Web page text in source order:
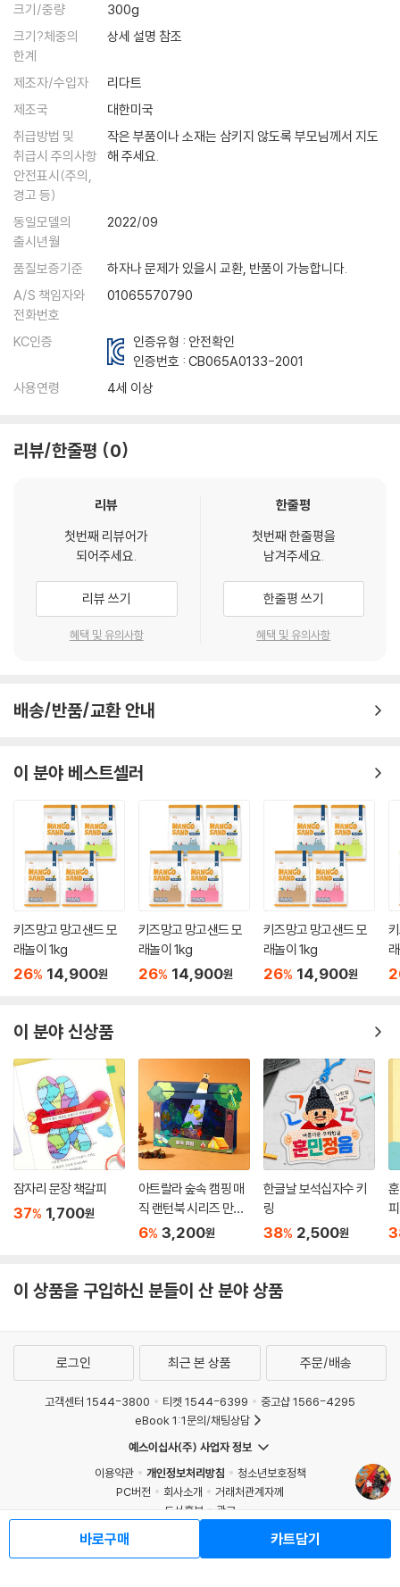
크기/중량
300g
크기?체중의
한계
상세 설명 참조
제조자/수입자
리다트
제조국
대한미국
취급방법 및
취급시 주의사항
안전표시(주의,
경고 등)
작은 부품이나 소재는 삼키지 않도록 부모님께서 지도
해 주세요.
동일모델의
출시년월
2022/09
품질보증기준
하자나 문제가 있을시 교환, 반품이 가능합니다.
A/S 책임자와
전화번호
01065570790
KC인증
인증유형 : 안전확인
인증번호 :CB065A0133-2001
사용연령
4세 이상
리뷰/한줄평 0
리뷰
첫번째 리뷰어가
되어주세요.
리뷰 쓰기
혜택 및 유의사항
한줄평
첫번째 한줄평을
남겨주세요.
한줄평 쓰기
혜택 및 유의사항
배송/반품/교환 안내
이 분야 베스트셀러
키즈망고 망고샌드 모
래놀이 1kg
26% 14,900원
키즈망고 망고샌드 모
래놀이 1kg
26% 14,900원
키즈망고 망고샌드 모
래놀이 1kg
26% 14,900원
이 분야 신상품
잠자리 문장 책갈피
37% 1,700원
아트랄라 숲속 캠핑 매
직 랜턴북 시리즈 만들
기 DIY 키트
6% 3,200원
한글날 보석십자수 키
링
38% 2,500원
피
이 상품을 구입하신 분들이 산 분야 상품
바로구매 카트담기
로그인 최근 본 상품 주문/배송
고객센터 1544-3800 티켓 1544-6399
중고샵 1566-4295
eBook 1:1문의/채팅상담
예스이십사(주) 사업자 정보
이용약관
개인정보처리방침
청소년보호정책
PC버전
회사소개
거래처관계자께
도서홍보
광고
Copyright © YES24 Corp. All Rights Reserved.